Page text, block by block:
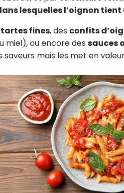
lesquelles l’oignon
tartes fines, des confits
miel), ou encore des sauces
mais les met en